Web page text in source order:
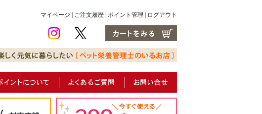
マイページ ご注文履歴 ポイント管理 ログアウト